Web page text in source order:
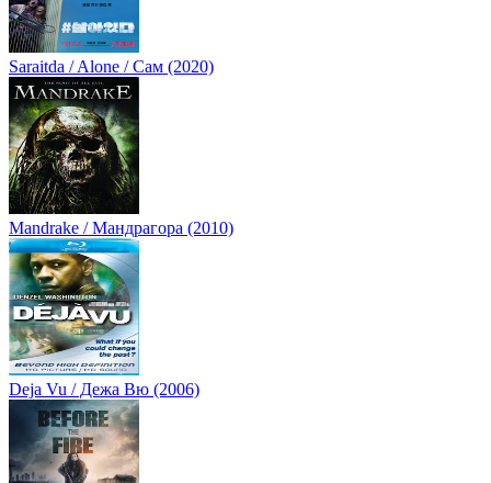
Saraitda / Alone / Сам (2020)
Mandrake / Мандрагора (2010)
Deja Vu / Дежа Вю (2006)